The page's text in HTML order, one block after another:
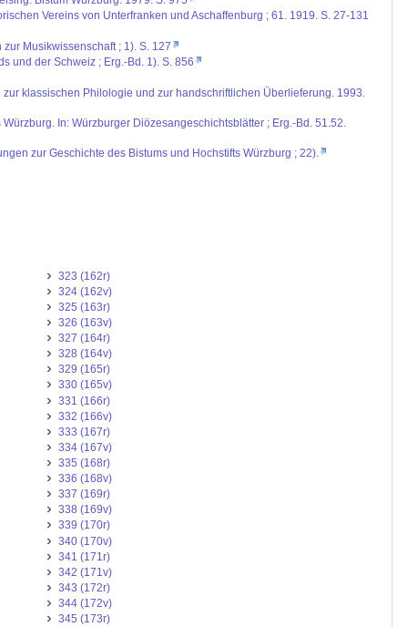
Vereins von Unterfranken und Aschaffenburg ; 61. 1919. S. 27-131
Musikwissenschaft ; 1). S. 127
und der Schweiz ; Erg.-Bd. 1). S. 856
klassischen Philologie und zur handschriftlichen Überlieferung. 1993.
In: Würzburger Diözesangeschichtsblätter ; Erg.-Bd. 51.52.
zur Geschichte des Bistums und Hochstifts Würzburg ; 22).
323 (162r)
324 (162v)
325 (163r)
326 (163v)
327 (164r)
328 (164v)
329 (165r)
330 (165v)
331 (166r)
332 (166v)
333 (167r)
334 (167v)
335 (168r)
336 (168v)
337 (169r)
338 (169v)
339 (170r)
340 (170v)
341 (171r)
342 (171v)
343 (172r)
344 (172v)
345 (173r)